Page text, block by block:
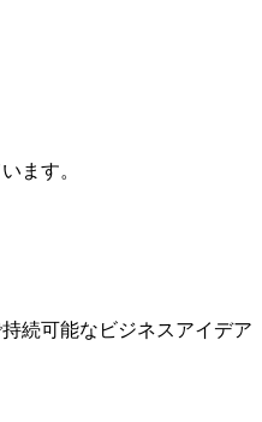
ます。
続可能なビジネスアイデア